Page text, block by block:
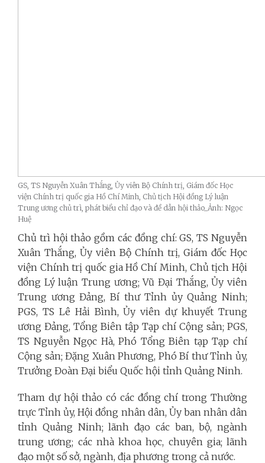
GS, TS Nguyễn Xuân Thắng, Ủy viên Bộ Chính trị, Giám đốc Học
viện Chính trị quốc gia Hồ Chí Minh, Chủ tịch Hội đồng Lý luận
Trung ương chủ trì, phát biểu chỉ đạo và đề dẫn hội thảo_Ảnh: Ngọc
Huệ
Chủ trì hội thảo gồm các đồng chí: GS, TS Nguyễn
Xuân Thắng, Ủy viên Bộ Chính trị, Giám đốc Học
viện Chính trị quốc gia Hồ Chí Minh, Chủ tịch Hội
đồng Lý luận Trung ương; Vũ Đại Thắng, Ủy viên
Trung ương Đảng, Bí thư Tỉnh ủy Quảng Ninh;
PGS, TS Lê Hải Bình, Ủy viên dự khuyết Trung
ương Đảng, Tổng Biên tập Tạp chí Cộng sản; PGS,
TS Nguyễn Ngọc Hà, Phó Tổng Biên tạp Tạp chí
Cộng sản; Đặng Xuân Phương, Phó Bí thư Tỉnh ủy,
Trưởng Đoàn Đại biểu Quốc hội tỉnh Quảng Ninh.
Tham dự hội thảo có các đồng chí trong Thường
trực Tỉnh ủy, Hội đồng nhân dân, Ủy ban nhân dân
tỉnh Quảng Ninh; lãnh đạo các ban, bộ, ngành
trung ương; các nhà khoa học, chuyên gia; lãnh
đạo một số sở, ngành, địa phương trong cả nước.